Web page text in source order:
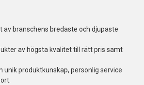
av branschens bredaste och djupaste
av högsta kvalitet till rätt pris samt
unik produktkunskap, personlig service